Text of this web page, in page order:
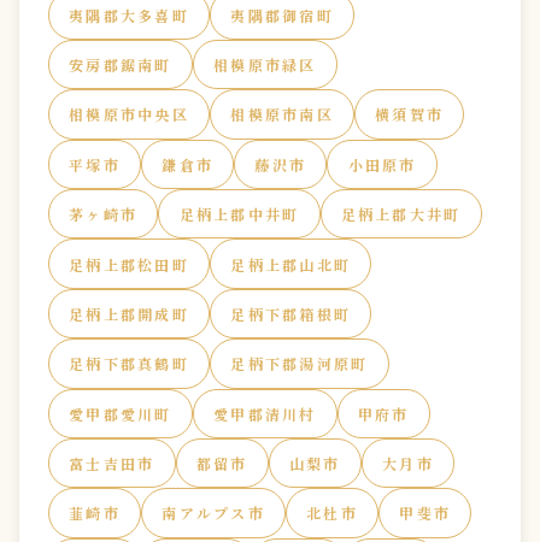
夷隅郡大多喜町 夷隅郡御宿町
安房郡鋸南町 相模原市緑区
相模原市中央区 相模原市南区 横須賀市
平塚市 鎌倉市 藤沢市 小田原市
茅ヶ崎市 足柄上郡中井町 足柄上郡大井町
足柄上郡松田町 足柄上郡山北町
足柄上郡開成町 足柄下郡箱根町
足柄下郡真鶴町 足柄下郡湯河原町
愛甲郡愛川町 愛甲郡清川村 甲府市
富士吉田市 都留市 山梨市 大月市
韮崎市 南アルプス市 北杜市 甲斐市